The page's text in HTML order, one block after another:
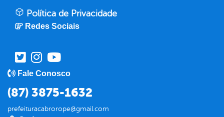
Política de Privacidade
Redes Sociais
Fale Conosco
(87) 3875-1632
prefeituracabrorope@gmail.com